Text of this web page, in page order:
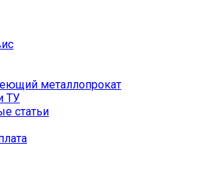
металлопрокат
ТУ
статьи